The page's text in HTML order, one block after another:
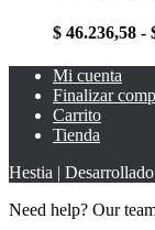
$ 46.236,58 -
Mi cuenta
Finalizar
Carrito
Tienda
Hestia |
Need help? Our